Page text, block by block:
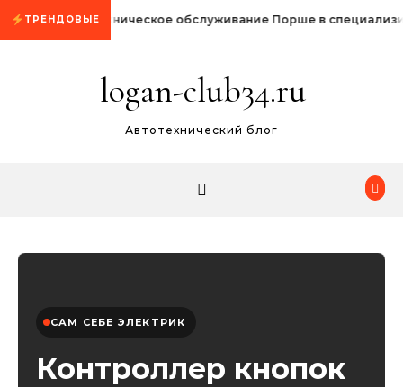
Промотать к содержимому
ТРЕНДОВЫЕТехническое обслуживание Порше в
logan-club34.ru
Автотехнический блог
САМ СЕБЕ ЭЛЕКТРИК
Контроллер кнопок